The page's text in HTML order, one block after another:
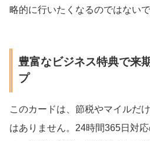
略的に行いたくなるのではないで
豊富なビジネス特典で来
プ
このカードは、節税やマイルだ
はありません。24時間365日対